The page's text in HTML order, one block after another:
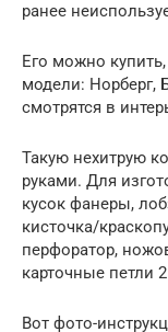
ранее
Его можно
модели: Норберг,
смотрятся в
Такую нехитрую
руками. Для
кусок фанеры,
кисточка/
перфоратор,
карточные петли
Вот фото-